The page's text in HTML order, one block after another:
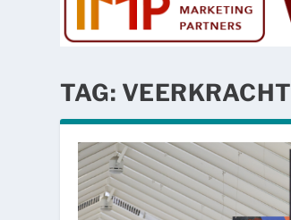
TAG: VEERKRACHT